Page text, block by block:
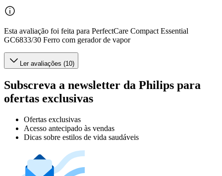
Esta avaliação foi feita para PerfectCare Compact Essential
GC6833/30 Ferro com gerador de vapor
Ler avaliações (10)
Subscreva a newsletter da Philips para
ofertas exclusivas
Ofertas exclusivas
Acesso antecipado às vendas
Dicas sobre estilos de vida saudáveis